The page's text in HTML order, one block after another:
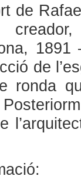
de
1891
de
ronda